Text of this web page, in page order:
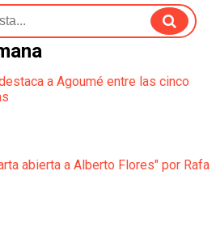
a Agoumé entre las cinco
abierta a Alberto Flores" por Rafa